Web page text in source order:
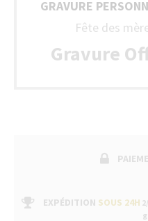
GRAVURE
Fête des
Gravure
EXPÉDITION SOUS 24H